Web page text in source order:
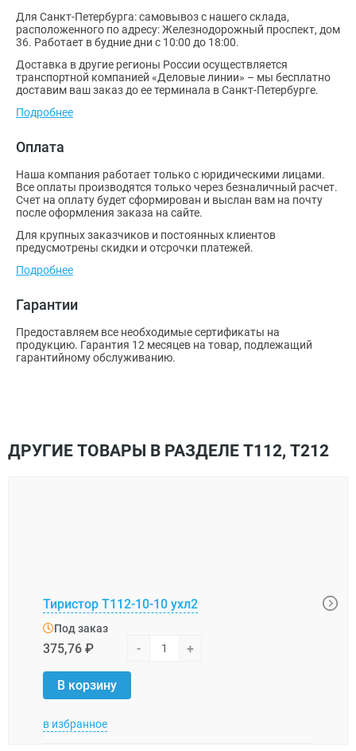
Для Санкт-Петербурга: самовывоз с нашего склада,
расположенного по адресу: Железнодорожный проспект, дом
36. Работает в будние дни с 10:00 до 18:00.
Доставка в другие регионы России осуществляется
транспортной компанией «Деловые линии» – мы бесплатно
доставим ваш заказ до ее терминала в Санкт-Петербурге.
Подробнее
Оплата
Наша компания работает только с юридическими лицами.
Все оплаты производятся только через безналичный расчет.
Счет на оплату будет сформирован и выслан вам на почту
после оформления заказа на сайте.
Для крупных заказчиков и постоянных клиентов
предусмотрены скидки и отсрочки платежей.
Подробнее
Гарантии
Предоставляем все необходимые сертификаты на
продукцию. Гарантия 12 месяцев на товар, подлежащий
гарантийному обслуживанию.
ДРУГИЕ ТОВАРЫ В РАЗДЕЛЕ Т112, Т212
Тиристор Т112-10-10 ухл2
Под заказ
375,76 ₽ - +
В корзину
в избранное